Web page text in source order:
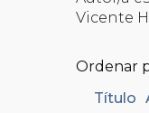
Vicente
Ordenar
Título